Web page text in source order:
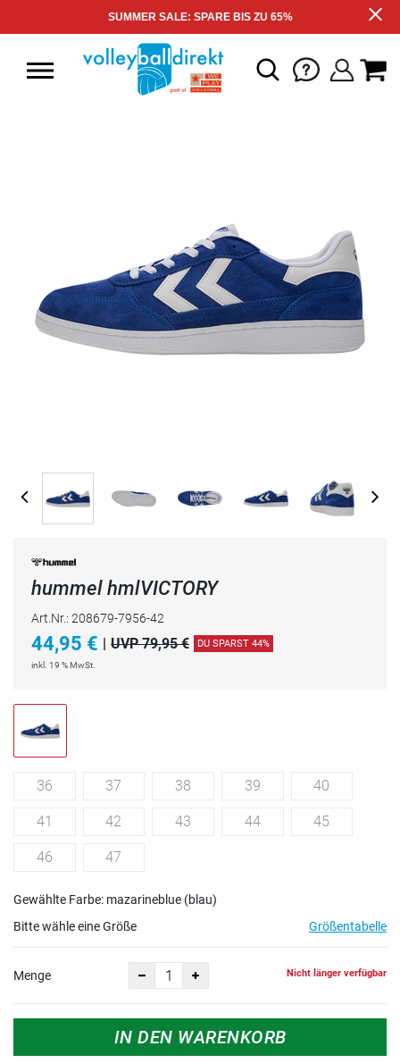
SUMMER SALE: SPARE BIS ZU 65%
hummel hmlVICTORY
Art.Nr.: 208679-7956-42
44,95 € | UVP 79,95 € DU SPARST 44%
inkl. 19 % MwSt.
36 37 38 39 40
41 42 43 44 45
46 47
Gewählte Farbe: mazarineblue (blau)
Bitte wähle eine Größe
Größentabelle
Menge Nicht länger verfügbar
IN DEN WARENKORB